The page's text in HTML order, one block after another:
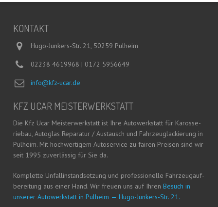
KON­TAKT
Hugo-Junkers-Str. 21, 50259 Pulheim
02238 4619968 | 0172 5956649
info@kfz-ucar.de
KFZ UCAR MEISTERWERKSTATT
Die Kfz Ucar Meis­ter­werk­statt ist Ihre Auto­werk­statt für Karos­se­
rie­bau, Auto­glas Repa­ra­tur / Aus­tausch und Fahr­zeug­la­ckie­rung in
Pul­heim. Mit hoch­wer­ti­gem Auto­ser­vice zu fai­ren Prei­sen sind wir
seit 1995 zuver­läs­sig für Sie da.
Kom­plet­te Unfall­in­stand­set­zung und pro­fes­sio­nel­le Fahr­zeug­auf­
be­rei­tung aus einer Hand. Wir freu­en uns auf Ihren Besuch in
unse­rer Auto­werk­statt in Pul­heim — Hugo-Jun­kers-Str. 21.